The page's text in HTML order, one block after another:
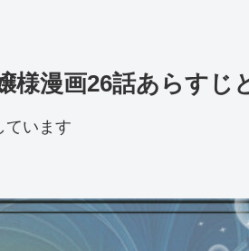
様漫画26話あらすじ
います